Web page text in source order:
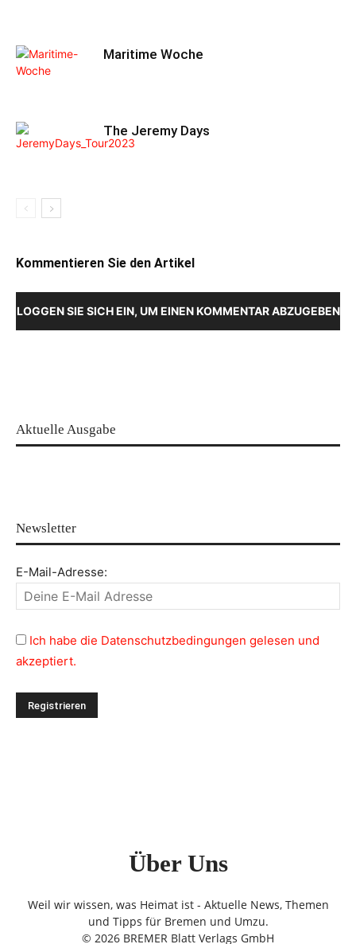
Maritime Woche
The Jeremy Days
Kommentieren Sie den Artikel
LOGGEN SIE SICH EIN, UM EINEN KOMMENTAR ABZUGEBEN
Aktuelle Ausgabe
Newsletter
E-Mail-Adresse:
Ich habe die Datenschutzbedingungen gelesen und
akzeptiert.
Über Uns
Weil wir wissen, was Heimat ist - Aktuelle News, Themen
und Tipps für Bremen und Umzu.
© 2026 BREMER Blatt Verlags GmbH